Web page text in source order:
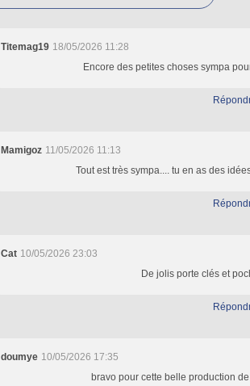
Titemag19 18/05/2026 11:28
Encore des petites choses sympa
Mamigoz 11/05/2026 11:13
Tout est très sympa.... tu en as des
Cat 10/05/2026 23:03
De jolis porte clés et
doumye 10/05/2026 17:35
bravo pour cette belle production